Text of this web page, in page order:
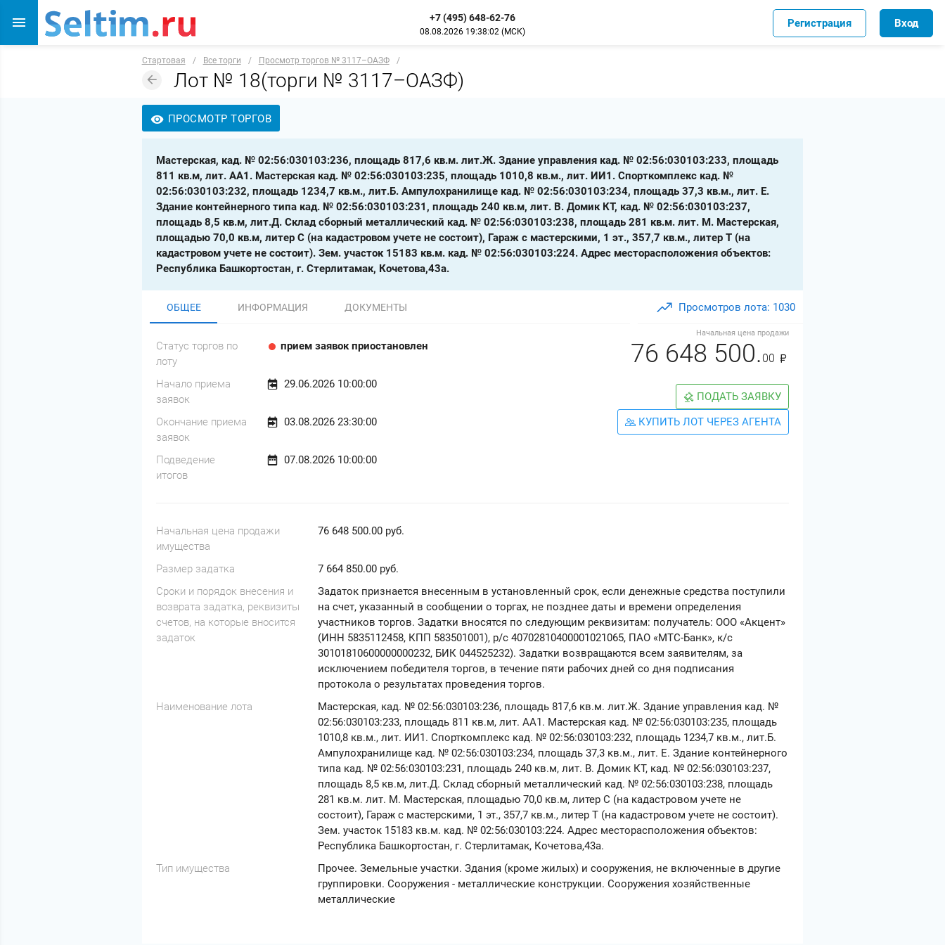
+7 (495) 648-62-76
08.08.2026 19:38:03 (МСК)
Регистрация Вход
Стартовая / Все торги / Просмотр торгов № 3117–ОАЗФ /
Лот № 18(торги № 3117–ОАЗФ)
ПРОСМОТР ТОРГОВ
Мастерская, кад. № 02:56:030103:236, площадь 817,6 кв.м. лит.Ж. Здание управления кад. № 02:56:030103:233, площадь
811 кв.м, лит. АА1. Мастерская кад. № 02:56:030103:235, площадь 1010,8 кв.м., лит. ИИ1. Спорткомплекс кад. №
02:56:030103:232, площадь 1234,7 кв.м., лит.Б. Ампулохранилище кад. № 02:56:030103:234, площадь 37,3 кв.м., лит. Е.
Здание контейнерного типа кад. № 02:56:030103:231, площадь 240 кв.м, лит. В. Домик КТ, кад. № 02:56:030103:237,
площадь 8,5 кв.м, лит.Д. Склад сборный металлический кад. № 02:56:030103:238, площадь 281 кв.м. лит. М. Мастерская,
площадью 70,0 кв.м, литер С (на кадастровом учете не состоит), Гараж с мастерскими, 1 эт., 357,7 кв.м., литер Т (на
кадастровом учете не состоит). Зем. участок 15183 кв.м. кад. № 02:56:030103:224. Адрес месторасположения объектов:
Республика Башкортостан, г. Стерлитамак, Кочетова,43а.
ОБЩЕЕ ИНФОРМАЦИЯ ДОКУМЕНТЫ Просмотров лота: 1030
Статус торгов по
лоту
прием заявок приостановлен
Начало приема
заявок
29.06.2026 10:00:00
Окончание приема
заявок
03.08.2026 23:30:00
Подведение
итогов
07.08.2026 10:00:00
Начальная цена продажи
76 648 500. 00
ПОДАТЬ ЗАЯВКУ
КУПИТЬ ЛОТ ЧЕРЕЗ АГЕНТА
Начальная цена продажи
имущества
76 648 500.00 руб.
Размер задатка
7 664 850.00 руб.
Cроки и порядок внесения и
возврата задатка, реквизиты
счетов, на которые вносится
задаток
Задаток признается внесенным в установленный срок, если денежные средства поступили
на счет, указанный в сообщении о торгах, не позднее даты и времени определения
участников торгов. Задатки вносятся по следующим реквизитам: получатель: ООО «Акцент»
(ИНН 5835112458, КПП 583501001), р/с 40702810400001021065, ПАО «МТС-Банк», к/с
30101810600000000232, БИК 044525232). Задатки возвращаются всем заявителям, за
исключением победителя торгов, в течение пяти рабочих дней со дня подписания
протокола о результатах проведения торгов.
Наименование лота
Мастерская, кад. № 02:56:030103:236, площадь 817,6 кв.м. лит.Ж. Здание управления кад. №
02:56:030103:233, площадь 811 кв.м, лит. АА1. Мастерская кад. № 02:56:030103:235, площадь
1010,8 кв.м., лит. ИИ1. Спорткомплекс кад. № 02:56:030103:232, площадь 1234,7 кв.м., лит.Б.
Ампулохранилище кад. № 02:56:030103:234, площадь 37,3 кв.м., лит. Е. Здание контейнерного
типа кад. № 02:56:030103:231, площадь 240 кв.м, лит. В. Домик КТ, кад. № 02:56:030103:237,
площадь 8,5 кв.м, лит.Д. Склад сборный металлический кад. № 02:56:030103:238, площадь
281 кв.м. лит. М. Мастерская, площадью 70,0 кв.м, литер С (на кадастровом учете не
состоит), Гараж с мастерскими, 1 эт., 357,7 кв.м., литер Т (на кадастровом учете не состоит).
Зем. участок 15183 кв.м. кад. № 02:56:030103:224. Адрес месторасположения объектов:
Республика Башкортостан, г. Стерлитамак, Кочетова,43а.
Тип имущества
Прочее. Земельные участки. Здания (кроме жилых) и сооружения, не включенные в другие
группировки. Сооружения - металлические конструкции. Сооружения хозяйственные
металлические